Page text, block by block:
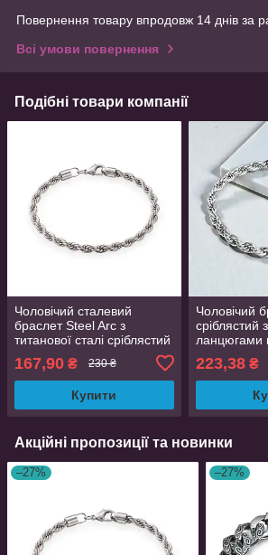
Повернення товару впродовж 14 днів за
Всі умови повернення
Подібні товари компанії
Чоловічий сталевий
браслет Steel Arc з
титанової сталі сріблястий
167,90 ₴ 230 ₴
Купити
Чоловічий
сріблястий
ланцюгами
223,38₴
Акційні пропозиції та новинки
–27% –27%